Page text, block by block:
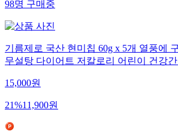
98명구매중
기름제로 국산 현미칩 60g x 5개 열풍에
무설탕 다이어트 저칼로리 어린이 건강
15,000원
21%11,900원